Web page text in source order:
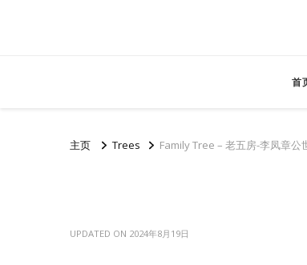
首
主页 Trees Family Tree – 老五房-李凤章公
UPDATED ON 2024年8月19日